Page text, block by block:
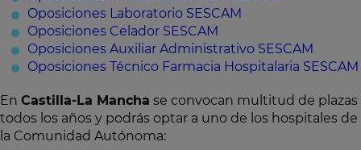
Oposiciones Laboratorio SESCAM
Oposiciones Celador SESCAM
Oposiciones Auxiliar Administrativo SESCAM
Oposiciones Técnico Farmacia Hospitalaria SESCAM
En Castilla-La Mancha se convocan multitud de plazas
todos los años y podrás optar a uno de los hospitales de
la Comunidad Autónoma: